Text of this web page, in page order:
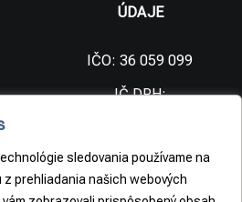
sledovania používame na
prehliadania našich webových
ÚDAJE
IČO: 36 059 099
IČ DPH:
2021733065